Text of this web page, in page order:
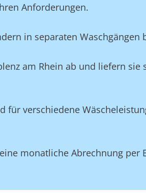
Anforderungen.
in separaten Waschgängen
am Rhein ab und liefern sie
für verschiedene
monatliche Abrechnung per